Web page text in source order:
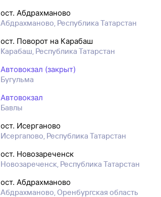
ост. Абдрахманово
Абдрахманово, Республика Татарстан
ост. Поворот на Карабаш
Карабаш, Республика Татарстан
Автовокзал (закрыт)
Бугульма
Автовокзал
Бавлы
ост. Исерганово
Исергапово, Республика Татарстан
ост. Новозареченск
Новозареченск, Республика Татарстан
ост. Абдрахманово
Абдрахманово, Оренбургская область